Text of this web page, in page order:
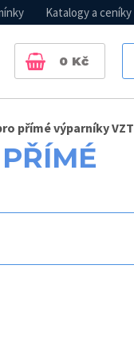
Katalogy a ceníky
0 Kč
přímé výparníky VZT